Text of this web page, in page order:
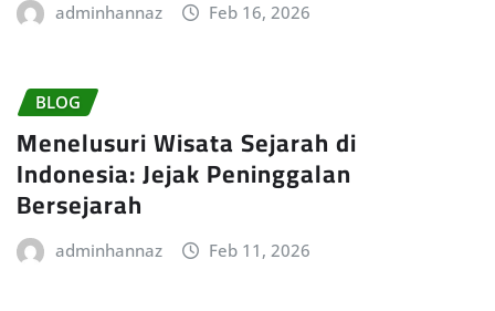
adminhannaz Feb 16, 2026
BLOG
Menelusuri Wisata Sejarah di
Indonesia: Jejak Peninggalan
Bersejarah
adminhannaz Feb 11, 2026